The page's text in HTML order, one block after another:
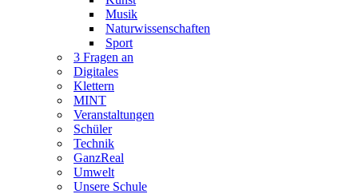
Musik
Naturwissenschaften
Sport
3 Fragen an
Digitales
Klettern
MINT
Veranstaltungen
Schüler
Technik
GanzReal
Umwelt
Unsere Schule